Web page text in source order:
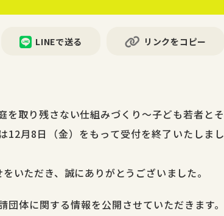
LINEで送る リンクをコピー
取り残さない仕組みづくり〜子ども若者とそ
12月8日（金）をもって受付を終了いたしまし
いただき、誠にありがとうございました。
体に関する情報を公開させていただきます。